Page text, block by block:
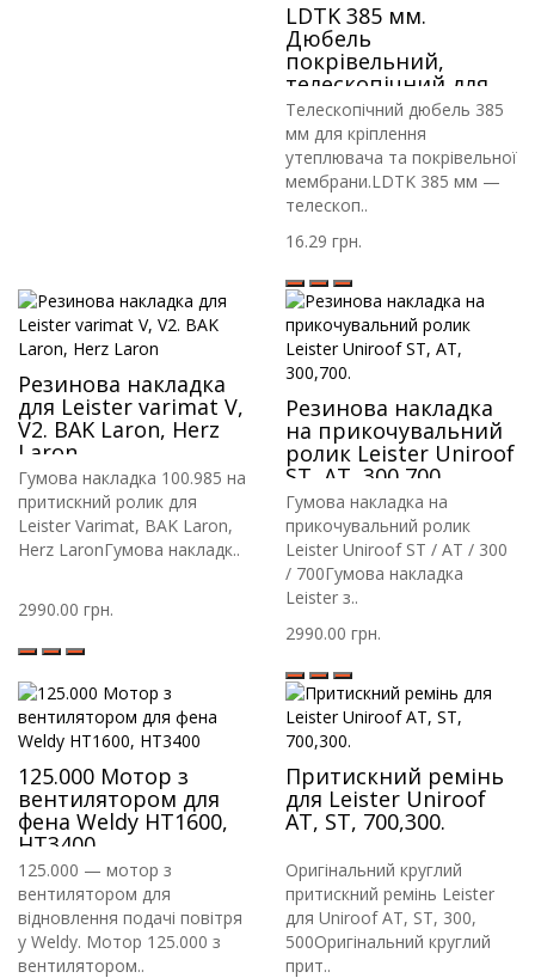
LDTK 385 мм.
Дюбель
покрівельний,
телескопічний для
кріплення
утеплювача і
гідроізоляції
Телескопічний дюбель 385
мм для кріплення
утеплювача та покрівельної
мембрани.LDTK 385 мм —
телескоп..
16.29 грн.
Резинова накладка
для Leister varimat V,
V2. BAK Laron, Herz
Laron
Гумова накладка 100.985 на
притискний ролик для
Leister Varimat, BAK Laron,
Herz LaronГумова накладк..
2990.00 грн.
Резинова накладка
на прикочувальний
ролик Leister Uniroof
ST, AT, 300,700.
Гумова накладка на
прикочувальний ролик
Leister Uniroof ST / AT / 300
/ 700Гумова накладка
Leister з..
2990.00 грн.
125.000 Мотор з
вентилятором для
фена Weldy HT1600,
HT3400
125.000 — мотор з
вентилятором для
відновлення подачі повітря
у Weldy. Мотор 125.000 з
вентилятором..
Притискний ремінь
для Leister Uniroof
AT, ST, 700,300.
Оригінальний круглий
притискний ремінь Leister
для Uniroof AT, ST, 300,
500Оригінальний круглий
прит..